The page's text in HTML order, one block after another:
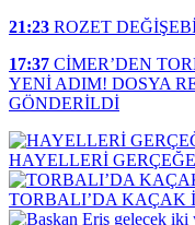
21:23 ROZET
17:37 CİMER’DEN
YENİ ADIM! DOSYA
GÖNDERİLDİ
HAYELLERİ
TORBALI’DA KAÇAK